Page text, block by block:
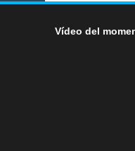
Vídeo del